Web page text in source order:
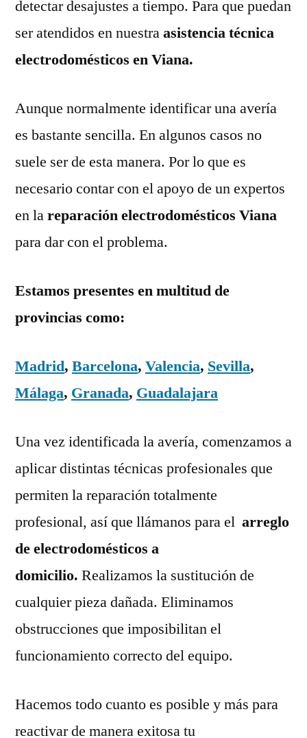
detectar desajustes a tiempo. Para que puedan
ser atendidos en nuestraasistencia técnica
electrodomésticos en Viana.
Aunque normalmente identificar una avería
es bastante sencilla. En algunos casos no
suele ser de esta manera. Por lo que es
necesario contar con el apoyo de un expertos
en lareparación electrodomésticos Viana
para dar con el problema.
Estamos presentes en multitud de
provincias como:
Madrid, Barcelona, Valencia, Sevilla,
Málaga, Granada, Guadalajara
Una vez identificada la avería, comenzamos a
aplicar distintas técnicas profesionales que
permiten la reparación totalmente
profesional, así que llámanos para el arreglo
de electrodomésticos a
domicilio. Realizamos la sustitución de
cualquier pieza dañada. Eliminamos
obstrucciones que imposibilitan el
funcionamiento correcto del equipo.
Hacemos todo cuanto es posible y más para
reactivar de manera exitosa tu